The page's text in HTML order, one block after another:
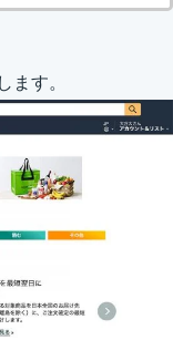
ます。